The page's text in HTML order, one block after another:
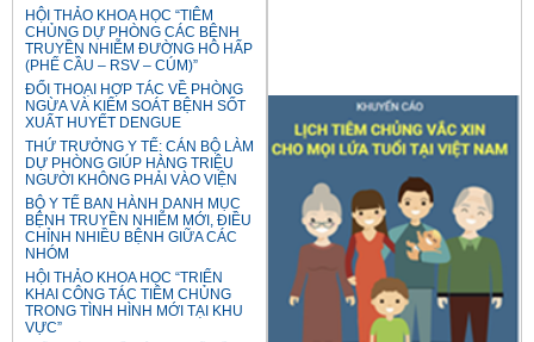
HỘI THẢO KHOA HỌC “TIÊM
CHỦNG DỰ PHÒNG CÁC BỆNH
TRUYỀN NHIỄM ĐƯỜNG HÔ HẤP
(PHẾ CẦU – RSV – CÚM)”
ĐỐI THOẠI HỢP TÁC VỀ PHÒNG
NGỪA VÀ KIỂM SOÁT BỆNH SỐT
XUẤT HUYẾT DENGUE
THỨ TRƯỞNG Y TẾ: CÁN BỘ LÀM
DỰ PHÒNG GIÚP HÀNG TRIỆU
NGƯỜI KHÔNG PHẢI VÀO VIỆN
BỘ Y TẾ BAN HÀNH DANH MỤC
BỆNH TRUYỀN NHIỄM MỚI, ĐIỀU
CHỈNH NHIỀU BỆNH GIỮA CÁC
NHÓM
HỘI THẢO KHOA HỌC “TRIỂN
KHAI CÔNG TÁC TIÊM CHỦNG
TRONG TÌNH HÌNH MỚI TẠI KHU
VỰC”